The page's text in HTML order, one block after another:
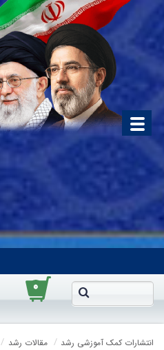
۰
انتشارات کمک آموزشی رشد مقالات رشد